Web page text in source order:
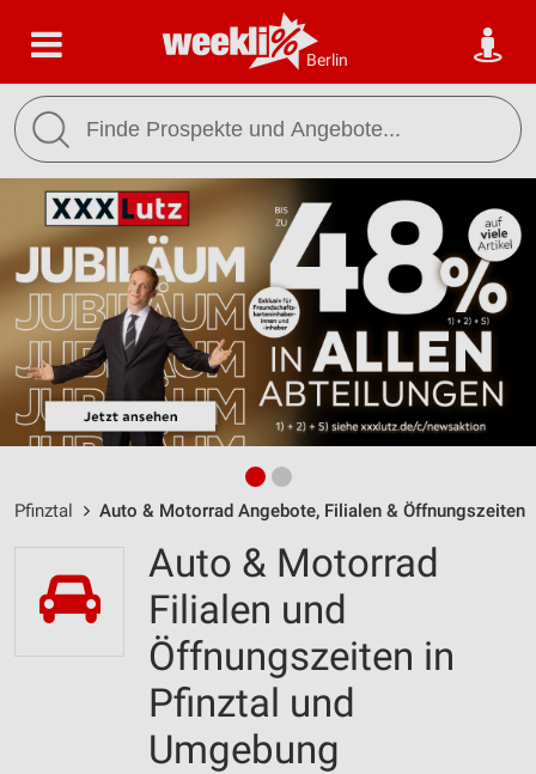
Berlin
Pfinztal Auto & Motorrad Angebote, Filialen & Öffnungszeiten
Auto & Motorrad
Filialen und
Öffnungszeiten in
Pfinztal und
Umgebung